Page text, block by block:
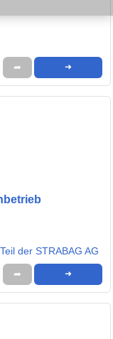
➦ ➜
der STRABAG AG
➦ ➜